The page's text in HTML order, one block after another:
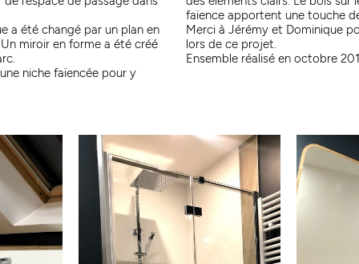
a été changé par un plan en
miroir en forme a été créé
niche faïencée pour y
faïence apportent une touche
Merci à Jérémy et Dominique
lors de ce projet.
Ensemble réalisé en octobre